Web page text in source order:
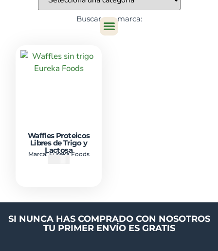
Buscar por marca:
Waffles Proteicos
Libres de Trigo y
Lactosa
Marca:Eureka Foods
SI NUNCA HAS COMPRADO CON NOSOTROS
TU PRIMER ENVÍO ES GRATIS